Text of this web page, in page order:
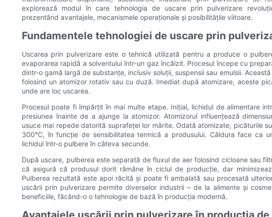
explorează modul în care tehnologia de uscare prin pulverizare
prezentând avantajele, mecanismele operaționale și posibilitățile viitoare.
Fundamentele tehnologiei de uscare prin
Uscarea prin pulverizare este o tehnică utilizată pentru a produce o
evaporarea rapidă a solventului într-un gaz încălzit. Procesul începe cu
dintr-o gamă largă de substanțe, inclusiv soluții, suspensii sau emulsii.
folosind un atomizor rotativ sau cu duză. Imediat după atomizare, aceste
unde are loc uscarea.
Procesul poate fi împărțit în mai multe etape. Inițial, lichidul de alimentare
presiunea înainte de a ajunge la atomizor. Atomizorul influențează
usuce mai repede datorită suprafeței lor mărite. Odată atomizate, picăturile
300°C, în funcție de sensibilitatea termică a produsului. Căldura face ca
lichidul într-o pulbere în câteva secunde.
După uscare, pulberea este separată de fluxul de aer folosind cicloane sau
că asigură că produsul dorit rămâne în ciclul de producție, dar
Pulberea rezultată este apoi răcită și poate fi ambalată sau procesată
uscării prin pulverizare permite diverselor industrii – de la alimente și
beneficiile, făcând-o o tehnologie de bază în producția modernă.